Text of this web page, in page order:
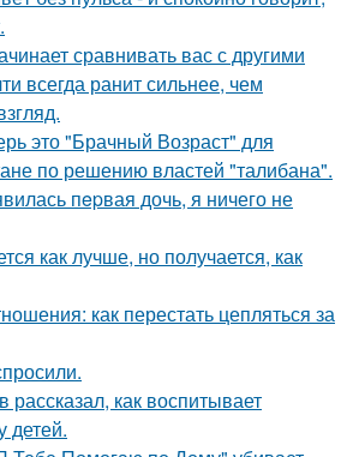
сравнивать вас с другими
всегда ранит сильнее, чем
это "Брачный Возраст" для
по решению властей "талибана".
пepвая дочь, я ничего не
как лучше, но получается, как
как перестать цепляться за
рассказал, как воспитывает
детей.